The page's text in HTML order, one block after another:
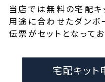
当店では無料の宅配キ
用途に合わせたダンボ
伝票がセットとなってお
宅配キット